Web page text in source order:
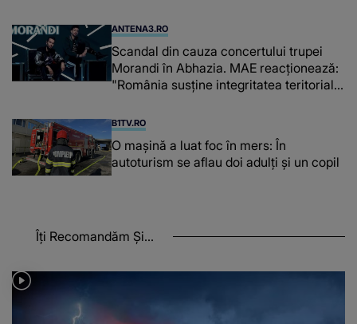
ANTENA3.RO
Scandal din cauza concertului trupei
Morandi în Abhazia. MAE reacționează:
"România susține integritatea teritorială
B1TV.RO
O maşină a luat foc în mers: În
autoturism se aflau doi adulți și un copil
Îți Recomandăm Și...